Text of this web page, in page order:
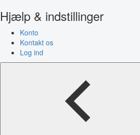
Hjælp & indstillinger
Konto
Kontakt os
Log ind